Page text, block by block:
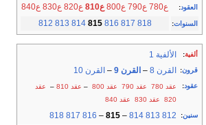
العقود: ع780 ع790 ع800 ع810 ع820 ع830 ع840
السنوات:
812 813 814 815 816 817 818
ألفية: الألفية 1
قرون: القرن 8 – القرن 9 – القرن 10
عقود: عقد 780 عقد 790 عقد 800 – عقد 810 – عقد
820
عقد 830 عقد 840
سنين:
812
813
814
–
815
–
816
817
818